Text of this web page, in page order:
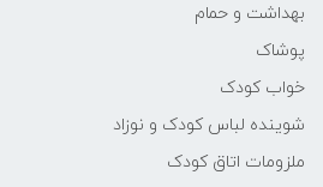
بهداشت و حمام
پوشاک
خواب کودک
شوینده لباس کودک و نوزاد
ملزومات اتاق کودک